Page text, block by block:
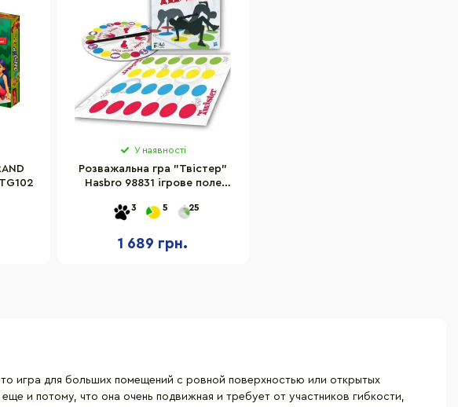
У наявності
Розважальна гра "Твістер"
Hasbro 98831 ігрове поле
3 5 25
1 689 грн.
игра для больших помещений с ровной поверхностью или открытых
и потому, что она очень подвижная и требует от участников гибкости,